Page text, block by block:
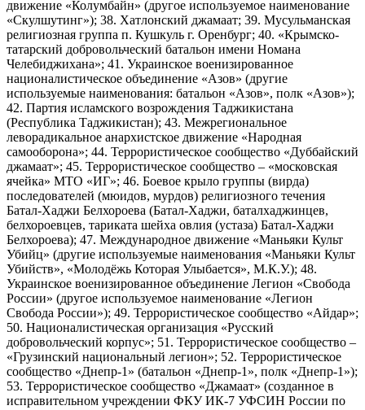
движение «Колумбайн» (другое используемое наименование
«Скулшутинг»); 38. Хатлонский джамаат; 39. Мусульманская
религиозная группа п. Кушкуль г. Оренбург; 40. «Крымско-
татарский добровольческий батальон имени Номана
Челебиджихана»; 41. Украинское военизированное
националистическое объединение «Азов» (другие
используемые наименования: батальон «Азов», полк «Азов»);
42. Партия исламского возрождения Таджикистана
(Республика Таджикистан); 43. Межрегиональное
леворадикальное анархистское движение «Народная
самооборона»; 44. Террористическое сообщество «Дуббайский
джамаат»; 45. Террористическое сообщество – «московская
ячейка» МТО «ИГ»; 46. Боевое крыло группы (вирда)
последователей (мюидов, мурдов) религиозного течения
Батал-Хаджи Белхороева (Батал-Хаджи, баталхаджинцев,
белхороевцев, тариката шейха овлия (устаза) Батал-Хаджи
Белхороева); 47. Международное движение «Маньяки Культ
Убийц» (другие используемые наименования «Маньяки Культ
Убийств», «Молодёжь Которая Улыбается», М.К.У.); 48.
Украинское военизированное объединение Легион «Свобода
России» (другое используемое наименование «Легион
Свобода России»); 49. Террористическое сообщество «Айдар»;
50. Националистическая организация «Русский
добровольческий корпус»; 51. Террористическое сообщество –
«Грузинский национальный легион»; 52. Террористическое
сообщество «Днепр-1» (батальон «Днепр-1», полк «Днепр-1»);
53. Террористическое сообщество «Джамаат» (созданное в
исправительном учреждении ФКУ ИК-7 УФСИН России по